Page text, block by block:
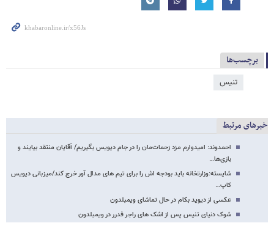
برچسب‌ها
تنیس
خبرهای مرتبط
احمدوند: امیدوارم مزد زحمات‌مان را در جام دیویس بگیریم/ آقایان منتقد بیایند و
بازی‌ها…
شایسته:وزارتخانه باید بودجه اش را برای تیم های مدال آور خرج کند/میزبانی دیویس
کاپ…
عکسی از دیوید بکام در حال تماشای ویمبلدون
شوک دنیای تنیس پس از اشک های راجر فدرر در ویمبلدون